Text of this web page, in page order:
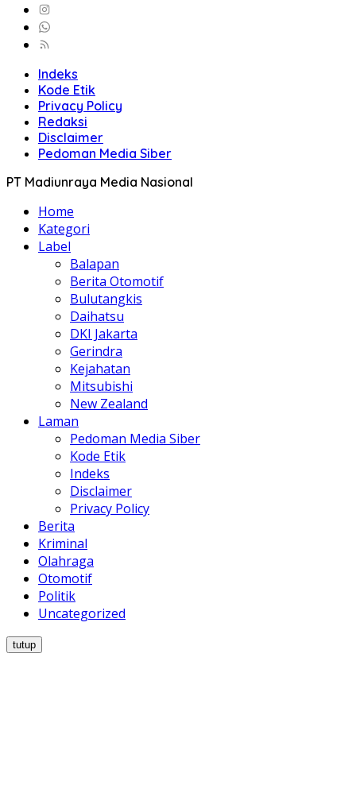
Indeks
Kode Etik
Privacy Policy
Redaksi
Disclaimer
Pedoman Media Siber
PT Madiunraya Media Nasional
Home
Kategori
Label
Balapan
Berita Otomotif
Bulutangkis
Daihatsu
DKI Jakarta
Gerindra
Kejahatan
Mitsubishi
New Zealand
Laman
Pedoman Media Siber
Kode Etik
Indeks
Disclaimer
Privacy Policy
Berita
Kriminal
Olahraga
Otomotif
Politik
Uncategorized
tutup